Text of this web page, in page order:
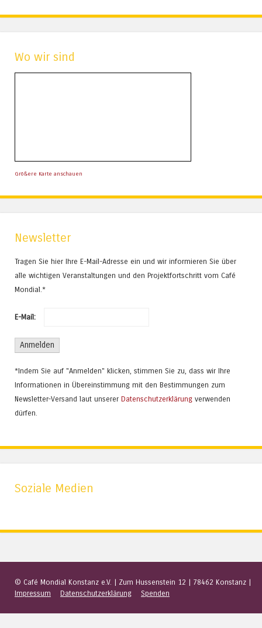
Wo wir sind
Größere Karte anschauen
Newsletter
Tragen Sie hier Ihre E-Mail-Adresse ein und wir informieren Sie über
alle wichtigen Veranstaltungen und den Projektfortschritt vom Café
Mondial.*
E-Mail:
*Indem Sie auf "Anmelden" klicken, stimmen Sie zu, dass wir Ihre
Informationen in Übereinstimmung mit den Bestimmungen zum
Newsletter-Versand laut unserer Datenschutzerklärung verwenden
dürfen.
Soziale Medien
© Café Mondial Konstanz e.V. | Zum Hussenstein 12 | 78462 Konstanz |
Impressum
Datenschutzerklärung Spenden